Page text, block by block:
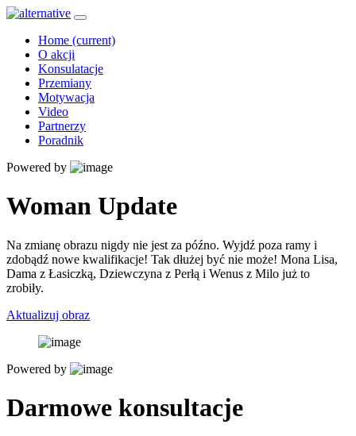
Home (current)
O akcji
Konsulatacje
Przemiany
Motywacja
Video
Partnerzy
Poradnik
Powered by
Woman Update
Na zmianę obrazu nigdy nie jest za późno. Wyjdź poza ramy i
zdobądź nowe kwalifikacje! Tak dłużej być nie może! Mona Lisa,
Dama z Łasiczką, Dziewczyna z Perłą i Wenus z Milo już to
zrobiły.
Aktualizuj obraz
Powered by
Darmowe konsultacje